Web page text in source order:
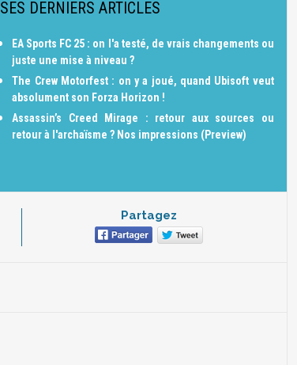
SES DERNIERS ARTICLES
EA Sports FC 25 : on l'a testé, de vrais changements ou
juste une mise à niveau ?
The Crew Motorfest : on y a joué, quand Ubisoft veut
absolument son Forza Horizon !
Assassin’s Creed Mirage : retour aux sources ou
retour à l'archaïsme ? Nos impressions (Preview)
Partagez